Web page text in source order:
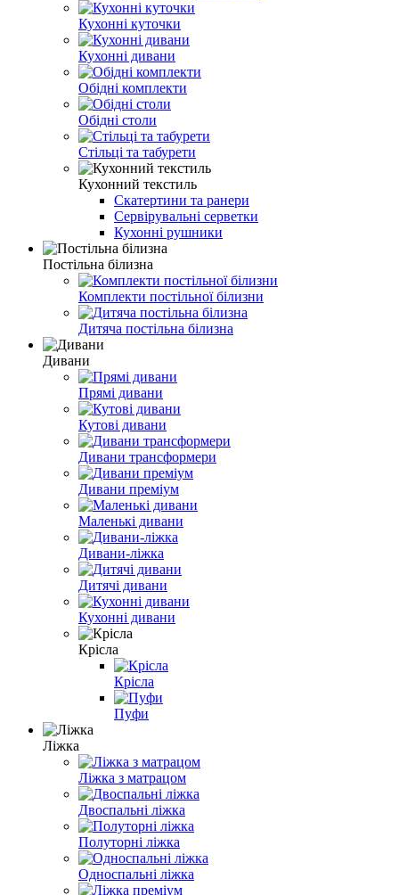
Кухонні куточки
Кухонні дивани
Обідні комплекти
Обідні столи
Стільці та табурети
Кухонний текстиль
Скатертини та ранери
Сервірувальні серветки
Кухонні рушники
Постільна білизна
Комплекти постільної білизни
Дитяча постільна білизна
Дивани
Прямі дивани
Кутові дивани
Дивани трансформери
Дивани преміум
Маленькі дивани
Дивани-ліжка
Дитячі дивани
Кухонні дивани
Крісла
Крісла
Пуфи
Ліжка
Ліжка з матрацом
Двоспальні ліжка
Полуторні ліжка
Односпальні ліжка